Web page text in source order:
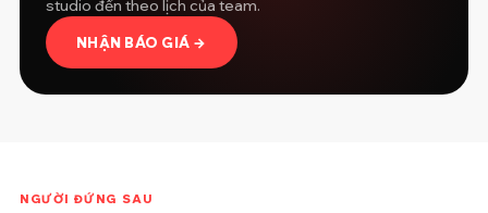
studio đến theo lịch của team.
NHẬN BÁO GIÁ →
NGƯỜI ĐỨNG SAU